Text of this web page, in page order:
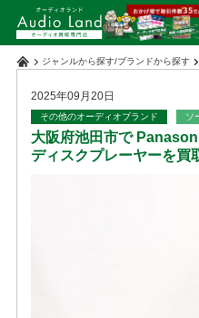
ジャンルから探す/ブランドから探す
2025年09月20日
その他のオーディオブランド ソ
大阪府池田市で
ディスクプレーヤーを買